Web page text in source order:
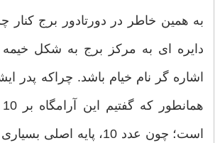
به همین خاطر در دورتادور برج کنار
دایره ای به مرکز برج به شکل خیمه
اشاره گر نام خیام باشد. چراکه پدر
است؛ چون عدد 10، پایه